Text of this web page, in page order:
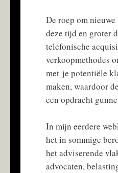
De roep om
deze tijd en groter
telefonische
verkoopmethodes
met je potentiële
maken, waardoor
een opdracht
In mijn eerdere
het in sommige
het adviserende
advocaten,